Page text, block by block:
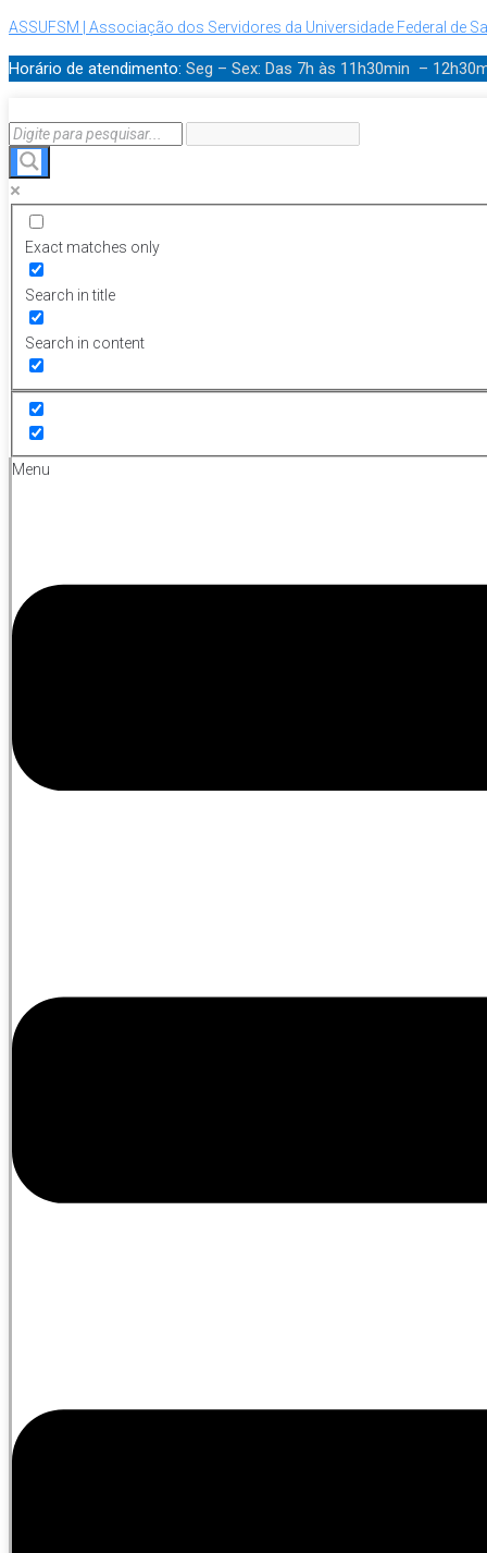
ASSUFSM | Associação dos Servidores da Universidade Federal de
Horário de atendimento: Seg – Sex: Das 7h às 11h30min –
Exact matches only
Search in title
Search in content
Menu